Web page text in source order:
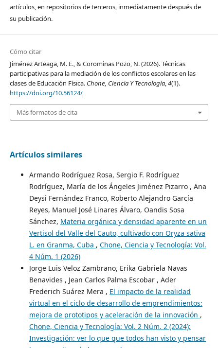
artículos, en repositorios de terceros, inmediatamente después de
su publicación.
Cómo citar
Jiménez Arteaga, M. E., & Corominas Pozo, N. (2026). Técnicas
participativas para la mediación de los conflictos escolares en las
clases de Educación Física. Chone, Ciencia Y Tecnología,4(1).
https://doi.org/10.56124/
Más formatos de cita
Artículos similares
Armando Rodríguez Rosa, Sergio F. Rodríguez
Rodríguez, María de los Ángeles Jiménez Pizarro , Ana
Deysi Fernández Franco, Roberto Alejandro García
Reyes, Manuel José Linares Álvaro, Oandis Sosa
Sánchez, Materia orgánica y densidad aparente en un
Vertisol del Valle del Cauto, cultivado con Oryza sativa
L. en Granma, Cuba , Chone, Ciencia y Tecnología: Vol.
4 Núm. 1 (2026)
Jorge Luis Veloz Zambrano, Erika Gabriela Navas
Benavides , Jean Carlos Palma Escobar , Ader
Frederich Suárez Mera , El impacto de la realidad
virtual en el ciclo de desarrollo de emprendimientos:
mejora de prototipos y aceleración de la innovación ,
Chone, Ciencia y Tecnología: Vol. 2 Núm. 2 (2024):
Investigación: ver lo que que todos han visto y pensar